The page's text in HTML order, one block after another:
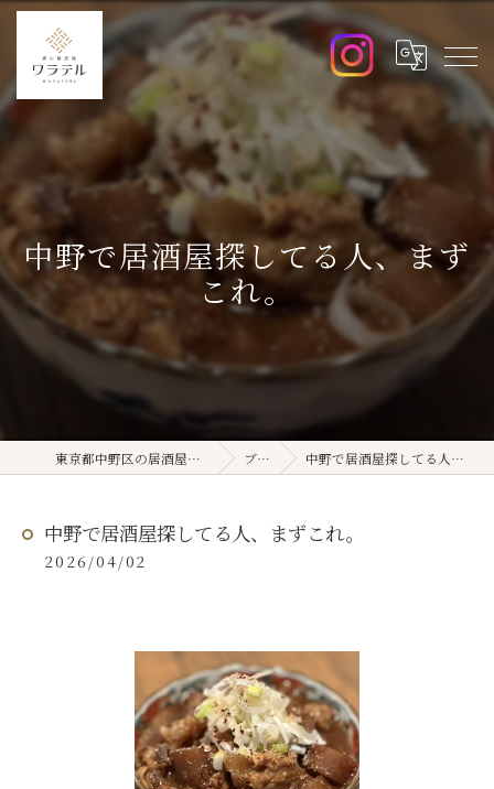
中野で居酒屋探してる人、まず
これ。
東京都中野区の居酒屋ならワラテル ブログ 中野で居酒屋探してる人、まずこれ。
中野で居酒屋探してる人、まずこれ。
2026/04/02